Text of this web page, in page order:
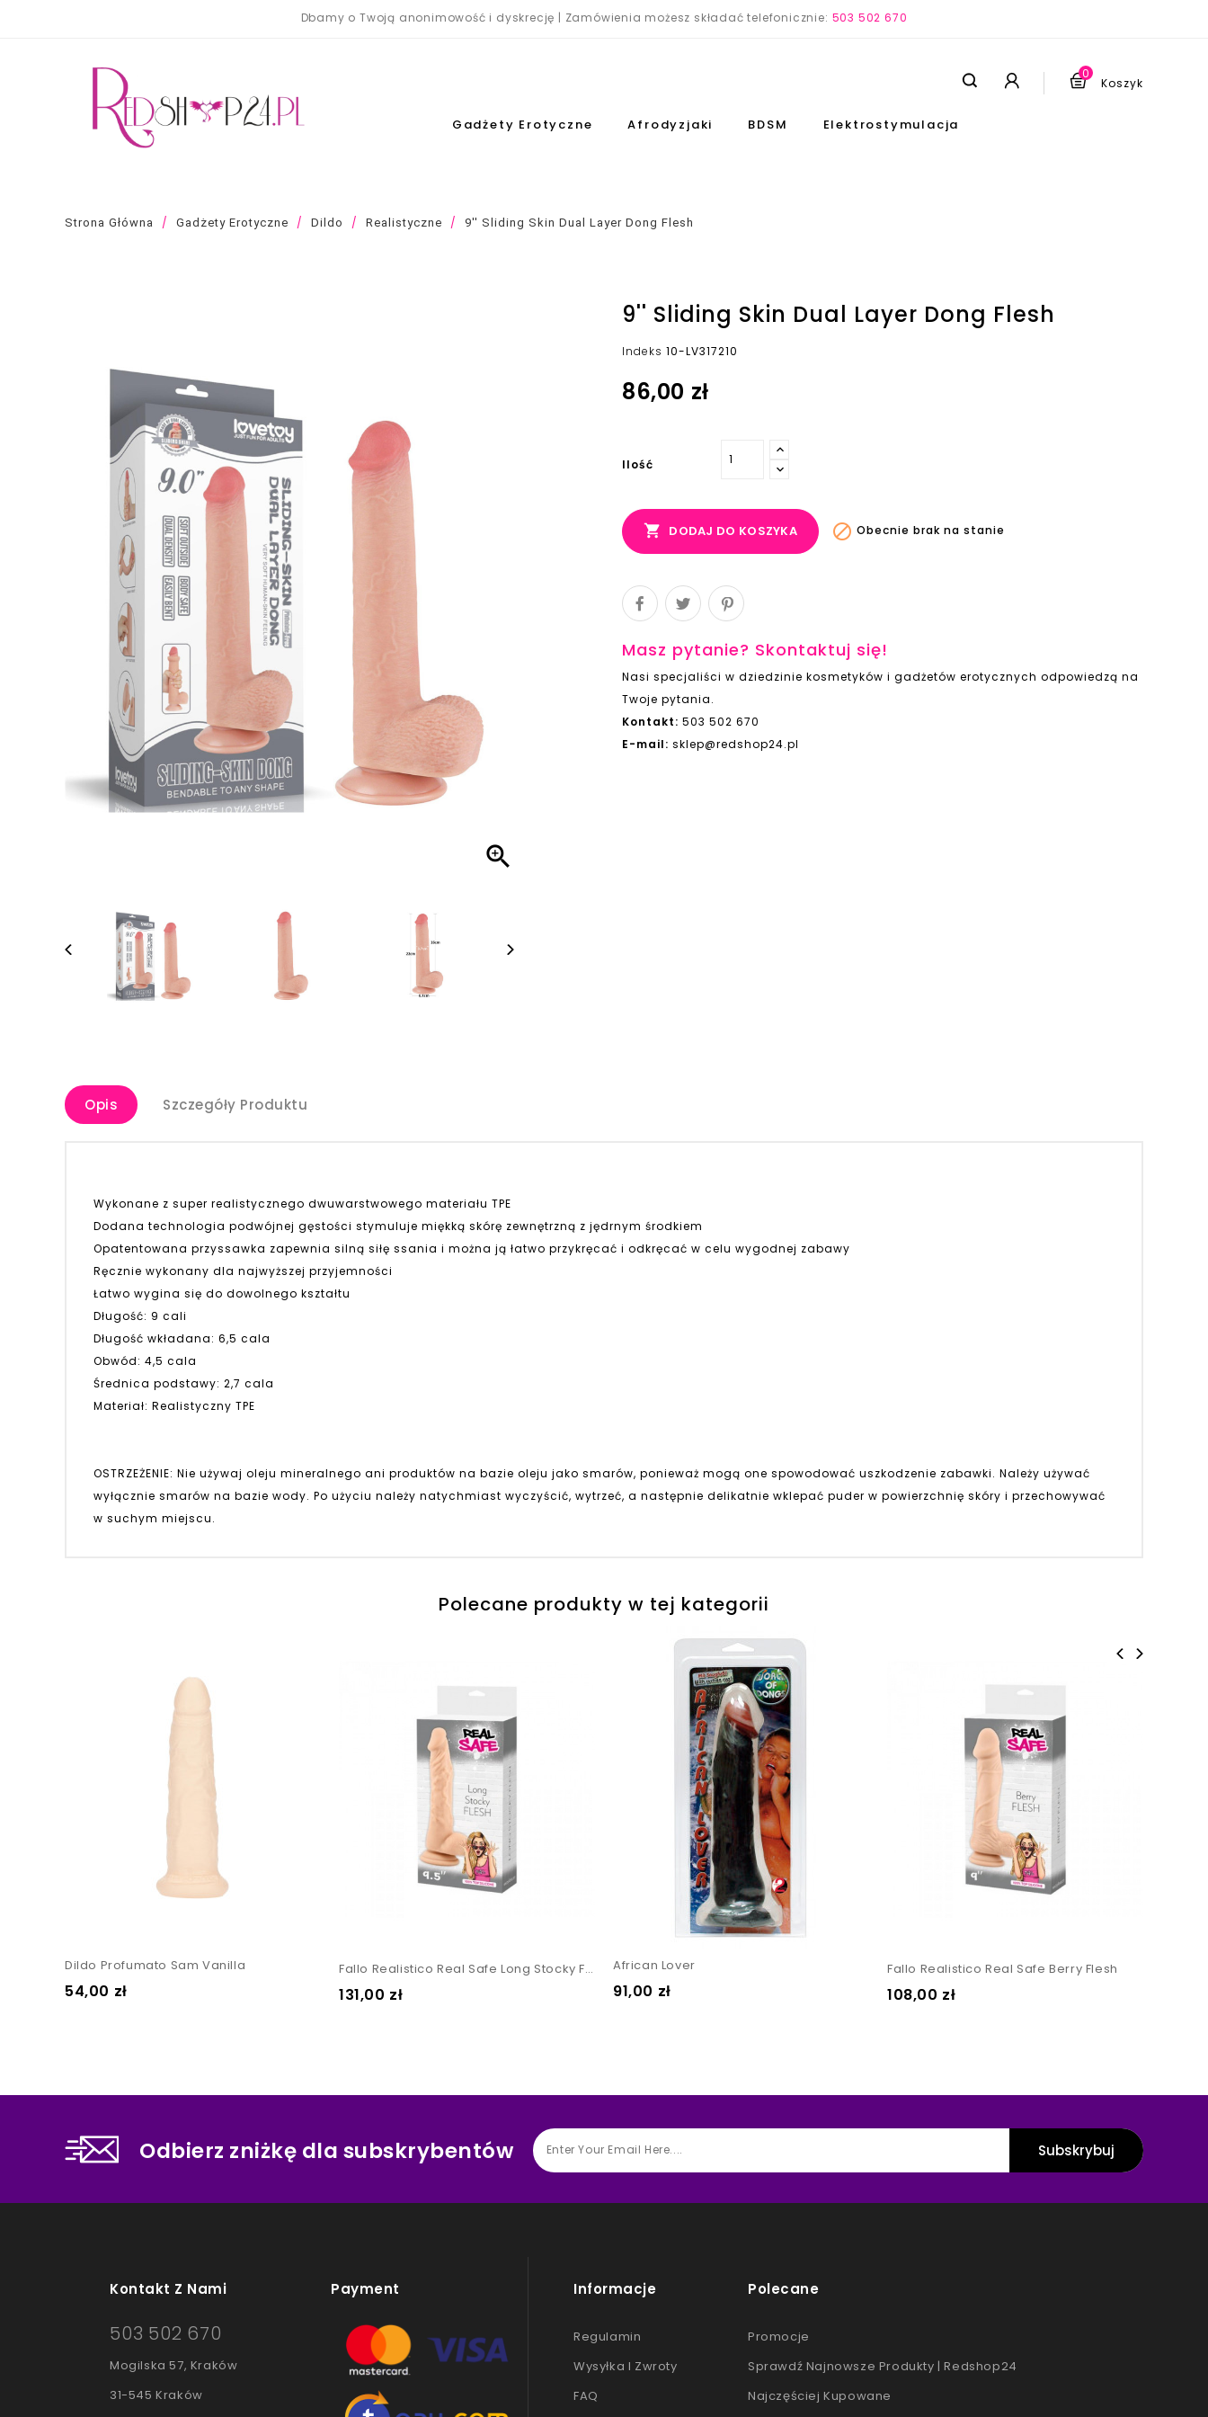
Dbamy o Twoją anonimowość i dyskrecję | Zamówienia możesz składać telefonicznie: 503 502 670
0
Koszyk
Gadżety Erotyczne Afrodyzjaki BDSM Elektrostymulacja
Strona Główna Gadżety Erotyczne Dildo Realistyczne 9'' Sliding Skin Dual Layer Dong Flesh

9'' Sliding Skin Dual Layer Dong Flesh
Indeks 10-LV317210
86,00 zł
Ilość
 DODAJ DO KOSZYKA  Obecnie brak na stanie
Masz pytanie? Skontaktuj się!
Nasi specjaliści w dziedzinie kosmetyków i gadżetów erotycznych odpowiedzą na
Twoje pytania.
Kontakt: 503 502 670
E-mail: sklep@redshop24.pl
Opis Szczegóły Produktu
Wykonane z super realistycznego dwuwarstwowego materiału TPE
Dodana technologia podwójnej gęstości stymuluje miękką skórę zewnętrzną z jędrnym środkiem
Opatentowana przyssawka zapewnia silną siłę ssania i można ją łatwo przykręcać i odkręcać w celu wygodnej zabawy
Ręcznie wykonany dla najwyższej przyjemności
Łatwo wygina się do dowolnego kształtu
Długość: 9 cali
Długość wkładana: 6,5 cala
Obwód: 4,5 cala
Średnica podstawy: 2,7 cala
Materiał: Realistyczny TPE
OSTRZEŻENIE: Nie używaj oleju mineralnego ani produktów na bazie oleju jako smarów, ponieważ mogą one spowodować uszkodzenie zabawki. Należy używać
wyłącznie smarów na bazie wody. Po użyciu należy natychmiast wyczyścić, wytrzeć, a następnie delikatnie wklepać puder w powierzchnię skóry i przechowywać
w suchym miejscu.
Polecane produkty w tej kategorii
Dildo Profumato Sam Vanilla
Cena
54,00 zł
Fallo Realistico Real Safe Long Stocky Flesh
Cena
131,00 zł
African Lover
Cena
91,00 zł
Fallo Realistico Real Safe Berry Flesh
Cena
108,00 zł
Odbierz zniżkę dla subskrybentów
Kontakt Z Nami
503 502 670
Mogilska 57, Kraków
31-545 Kraków
Payment Informacje
Regulamin
Wysyłka I Zwroty
FAQ
Polecane
Promocje
Sprawdź Najnowsze Produkty | Redshop24
Najczęściej Kupowane